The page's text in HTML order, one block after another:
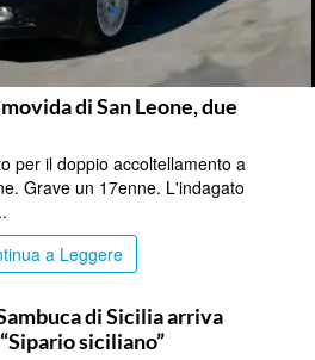
di San Leone, due
per il doppio accoltellamento a
Grave un 17enne. L'indagato
a Leggere
di Sicilia arriva
siciliano”